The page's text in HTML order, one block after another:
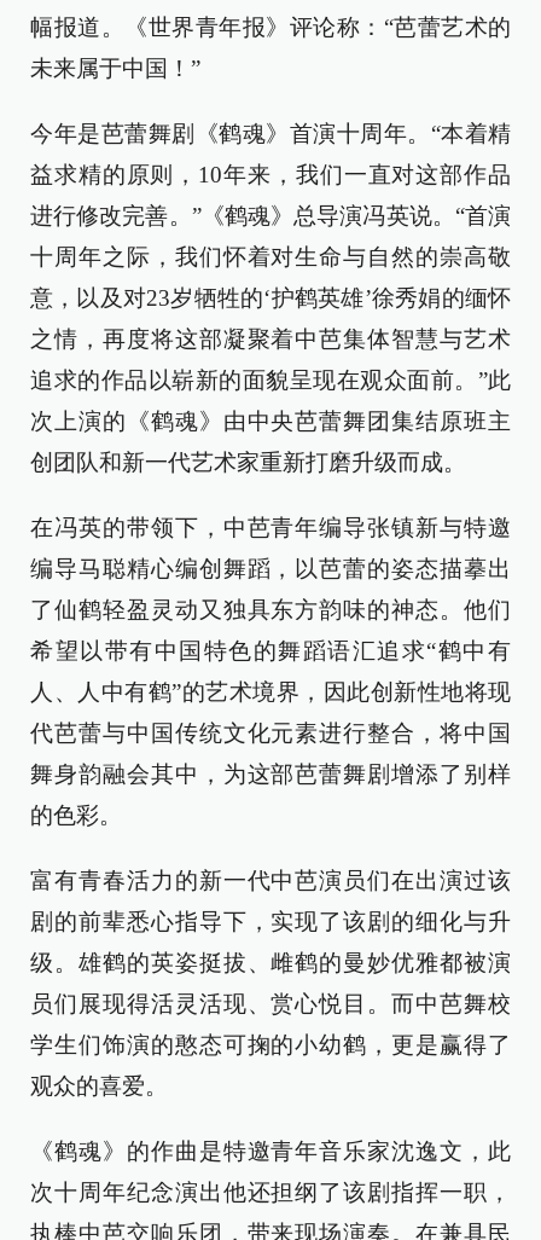
幅报道。《世界青年报》评论称：“芭蕾艺术的
未来属于中国！”
今年是芭蕾舞剧《鹤魂》首演十周年。“本着精
益求精的原则，10年来，我们一直对这部作品
进行修改完善。”《鹤魂》总导演冯英说。“首演
十周年之际，我们怀着对生命与自然的崇高敬
意，以及对23岁牺牲的‘护鹤英雄’徐秀娟的缅怀
之情，再度将这部凝聚着中芭集体智慧与艺术
追求的作品以崭新的面貌呈现在观众面前。”此
次上演的《鹤魂》由中央芭蕾舞团集结原班主
创团队和新一代艺术家重新打磨升级而成。
在冯英的带领下，中芭青年编导张镇新与特邀
编导马聪精心编创舞蹈，以芭蕾的姿态描摹出
了仙鹤轻盈灵动又独具东方韵味的神态。他们
希望以带有中国特色的舞蹈语汇追求“鹤中有
人、人中有鹤”的艺术境界，因此创新性地将现
代芭蕾与中国传统文化元素进行整合，将中国
舞身韵融会其中，为这部芭蕾舞剧增添了别样
的色彩。
富有青春活力的新一代中芭演员们在出演过该
剧的前辈悉心指导下，实现了该剧的细化与升
级。雄鹤的英姿挺拔、雌鹤的曼妙优雅都被演
员们展现得活灵活现、赏心悦目。而中芭舞校
学生们饰演的憨态可掬的小幼鹤，更是赢得了
观众的喜爱。
《鹤魂》的作曲是特邀青年音乐家沈逸文，此
次十周年纪念演出他还担纲了该剧指挥一职，
执棒中芭交响乐团，带来现场演奏。在兼具民